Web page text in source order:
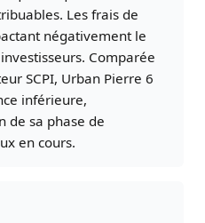
Les frais de
négativement le
Comparée
SCPI, Urban Pierre 6
inférieure,
de sa phase de
en cours.